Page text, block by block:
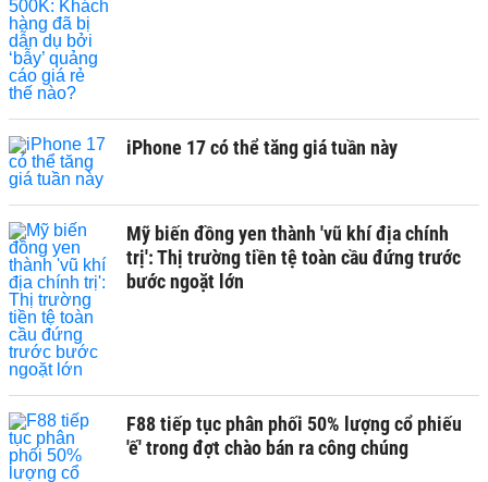
iPhone 17 có thể tăng giá tuần này
Mỹ biến đồng yen thành 'vũ khí địa chính
trị': Thị trường tiền tệ toàn cầu đứng trước
bước ngoặt lớn
F88 tiếp tục phân phối 50% lượng cổ phiếu
'ế' trong đợt chào bán ra công chúng